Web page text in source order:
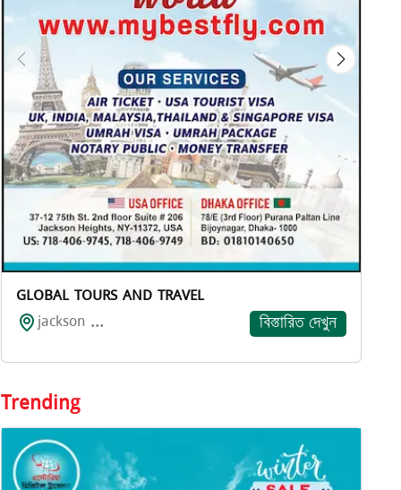
GLOBAL TOURS AND TRAVEL
jackson ...
বিস্তারিত দেখুন
Trending